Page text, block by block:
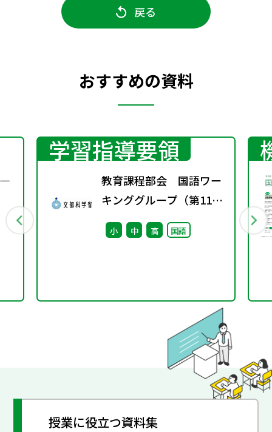
戻る
おすすめの資料
―
学習指導要領
教育課程部会 国語ワー
キンググループ（第11
回） 配付資料
小 中 高 国語
授業に役立つ資料集